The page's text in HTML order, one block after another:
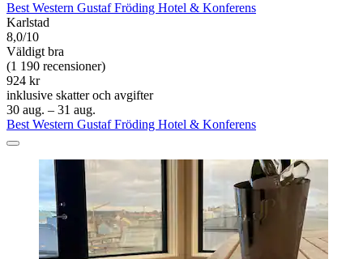
Best Western Gustaf Fröding Hotel & Konferens
Karlstad
8,0/10
Väldigt bra
(1 190 recensioner)
924 kr
inklusive skatter och avgifter
30 aug. – 31 aug.
Best Western Gustaf Fröding Hotel & Konferens